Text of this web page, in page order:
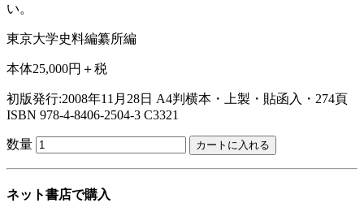
い。
東京大学史料編纂所編
本体25,000円＋税
初版発行:2008年11月28日 A4判横本・上製・貼函入・274頁
ISBN 978-4-8406-2504-3 C3321
数量
ネット書店で購入